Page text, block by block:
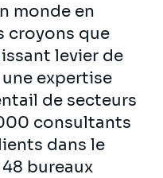
monde en
croyons que
levier de
expertise
de secteurs
consultants
dans le
bureaux